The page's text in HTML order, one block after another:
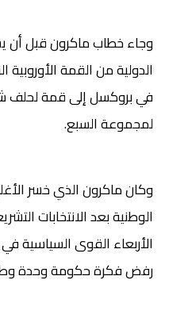
وجاء خطاب ماكرون قبل أن
الدولية من القمة
في بروكسل إلى قمة لحلف
لمجموعة السبع.
وكان ماكرون الذي خسر
الوطنية بعد الانتخابات
الأربعاء القوى السياسية
رفض فكرة حكومة وحدة وطنية